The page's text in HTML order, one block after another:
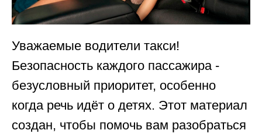
Уважаемые водители такси!
Безопасность каждого пассажира -
безусловный приоритет, особенно
когда речь идёт о детях. Этот материал
создан, чтобы помочь вам разобраться